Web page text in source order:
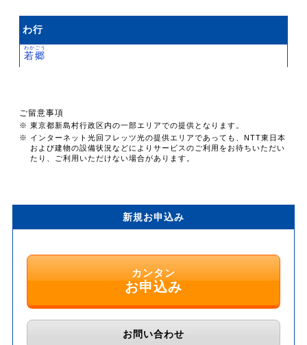
わ行
若郷
わかごう
ご留意事項
※ 東京都新島村行政区内の一部エリアでの提供となります。
※ インターネット光回フレッツ光の提供エリアであっても、NTT東日本
および建物の設備状況などによりサービスのご利用をお待ちいただい
たり、ご利用いただけない場合があります。
新規お申込み
カンタン
お申込み
お問い合わせ